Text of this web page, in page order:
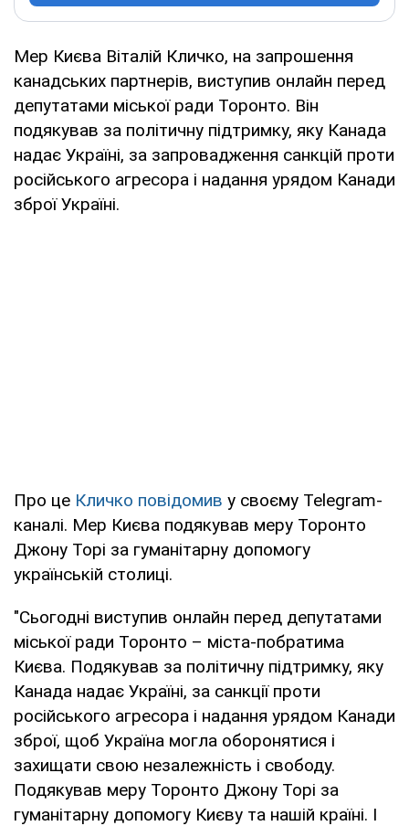
Мер Києва Віталій Кличко, на запрошення
канадських партнерів, виступив онлайн перед
депутатами міської ради Торонто. Він
подякував за політичну підтримку, яку Канада
надає Україні, за запровадження санкцій проти
російського агресора і надання урядом Канади
зброї Україні.
Про це Кличко повідомив у своєму Telegram-
каналі. Мер Києва подякував меру Торонто
Джону Торі за гуманітарну допомогу
українській столиці.
"Сьогодні виступив онлайн перед депутатами
міської ради Торонто – міста-побратима
Києва. Подякував за політичну підтримку, яку
Канада надає Україні, за санкції проти
російського агресора і надання урядом Канади
зброї, щоб Україна могла оборонятися і
захищати свою незалежність і свободу.
Подякував меру Торонто Джону Торі за
гуманітарну допомогу Києву та нашій країні. І